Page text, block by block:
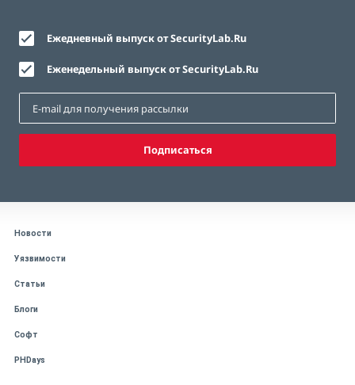
Ежедневный выпуск от SecurityLab.Ru
Еженедельный выпуск от SecurityLab.Ru
Подписаться
Новости
Уязвимости
Статьи
Блоги
Софт
PHDays